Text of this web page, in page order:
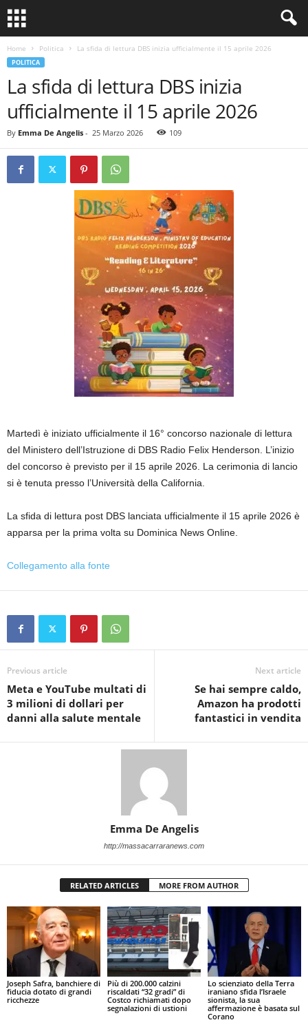
Home Politica La sfida di lettura DBS inizia ufficialmente il 15 aprile 2026
POLITICA
La sfida di lettura DBS inizia
ufficialmente il 15 aprile 2026
By Emma De Angelis - 25 Marzo 2026 109
Martedì è iniziato ufficialmente il 16° concorso nazionale di lettura
del Ministero dell’Istruzione di DBS Radio Felix Henderson. L’inizio
del concorso è previsto per il 15 aprile 2026. La cerimonia di lancio
si è tenuta presso l’Università della California.
La sfida di lettura post DBS lanciata ufficialmente il 15 aprile 2026 è
apparsa per la prima volta su Dominica News Online.
Collegamento alla fonte
Previous article
Meta e YouTube multati di
3 milioni di dollari per
danni alla salute mentale
Next article
Se hai sempre caldo,
Amazon ha prodotti
fantastici in vendita
Emma De Angelis
http://massacarraranews.com
RELATED ARTICLES MORE FROM AUTHOR
Joseph Safra, banchiere di
fiducia dotato di grandi
ricchezze
Più di 200.000 calzini
riscaldati “32 gradi” di
Costco richiamati dopo
segnalazioni di ustioni
Lo scienziato della Terra
iraniano sfida l’Israele
sionista, la sua
affermazione è basata sul
Corano